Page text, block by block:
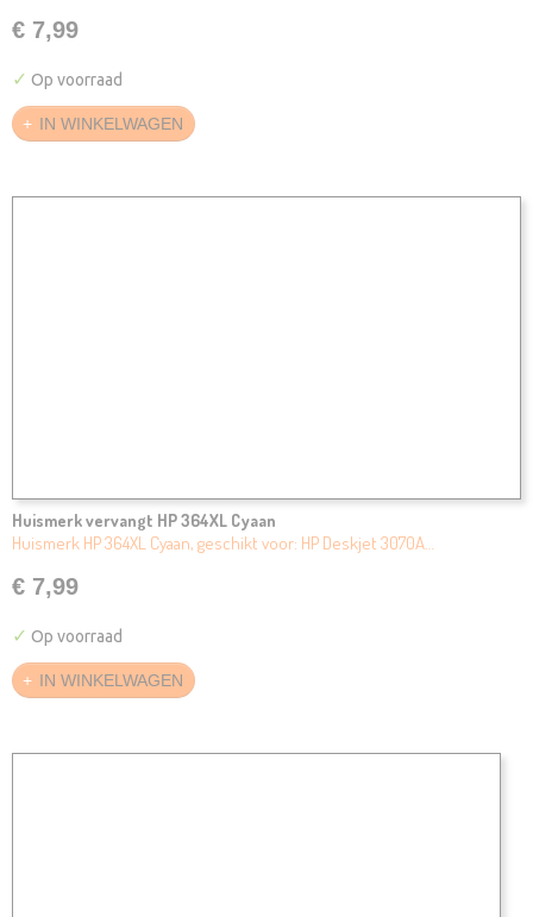
€ 7,99
✓ Op voorraad
IN WINKELWAGEN
Huismerk vervangt HP 364XL Cyaan
Huismerk HP 364XL Cyaan, geschikt voor: HP Deskjet 3070A…
€ 7,99
✓ Op voorraad
IN WINKELWAGEN